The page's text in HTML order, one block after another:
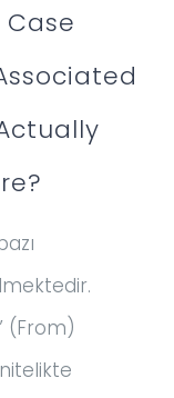
(From)
nitelikte